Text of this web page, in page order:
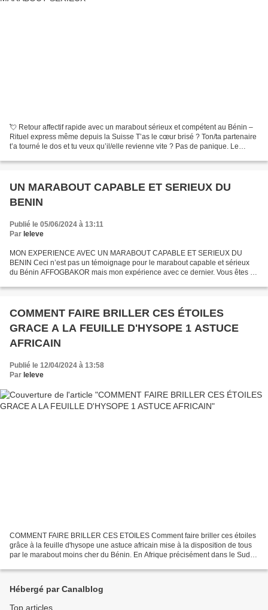
💘 Retour affectif rapide avec un marabout sérieux et compétent au Bénin –
Rituel express même depuis la Suisse T’as le cœur brisé ? Ton/ta partenaire
t’a tourné le dos et tu veux qu’il/elle revienne vite ? Pas de panique. Le
UN MARABOUT CAPABLE ET SERIEUX DU
BENIN
Publié le 05/06/2024 à 13:11
Par leleve
MON EXPERIENCE AVEC UN MARABOUT CAPABLE ET SERIEUX DU
BENIN Ceci n’est pas un témoignage pour le marabout capable et sérieux
du Bénin AFFOGBAKOR mais mon expérience avec ce dernier. Vous êtes à
COMMENT FAIRE BRILLER CES ÉTOILES
GRACE A LA FEUILLE D'HYSOPE 1 ASTUCE
AFRICAIN
Publié le 12/04/2024 à 13:58
Par leleve
COMMENT FAIRE BRILLER CES ETOILES Comment faire briller ces étoiles
grâce à la feuille d'hysope une astuce africain mise à la disposition de tous
par le marabout moins cher du Bénin. En Afrique précisément dans le Sud
Hébergé par Canalblog
Top articles